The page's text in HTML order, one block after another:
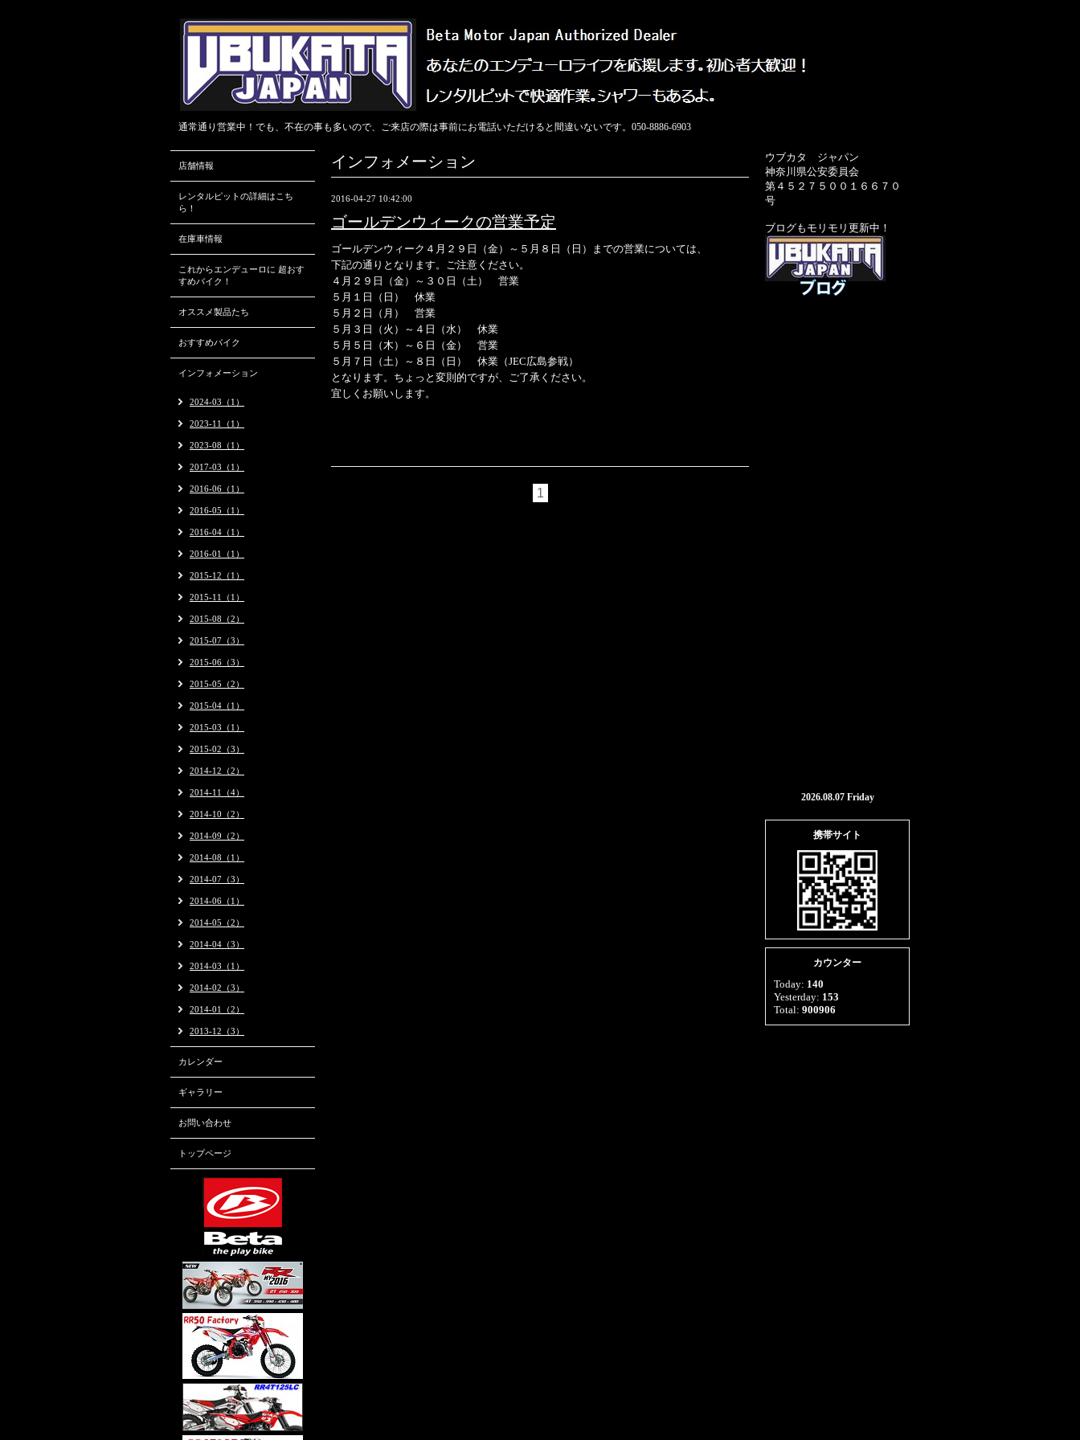
通常通り営業中！でも、不在の事も多いので、ご来店の際は事前にお電話いただけると間違いないです。050-8886-6903
インフォメーション
2016-04-27 10:42:00
ゴールデンウィークの営業予定
ゴールデンウィーク４月２９日（金）～５月８日（日）までの営業については、
下記の通りとなります。ご注意ください。
４月２９日（金）～３０日（土） 営業
５月１日（日） 休業
５月２日（月） 営業
５月３日（火）～４日（水） 休業
５月５日（木）～６日（金） 営業
５月７日（土）～８日（日） 休業（JEC広島参戦）
となります。ちょっと変則的ですが、ご了承ください。
宜しくお願いします。
1
店舗情報
レンタルピットの詳細はこち
ら！
在庫車情報
これからエンデューロに 超おす
すめバイク！
オススメ製品たち
おすすめバイク
インフォメーション
2024-03（1）
2023-11（1）
2023-08（1）
2017-03（1）
2016-06（1）
2016-05（1）
2016-04（1）
2016-01（1）
2015-12（1）
2015-11（1）
2015-08（2）
2015-07（3）
2015-06（3）
2015-05（2）
2015-04（1）
2015-03（1）
2015-02（3）
2014-12（2）
2014-11（4）
2014-10（2）
2014-09（2）
2014-08（1）
2014-07（3）
2014-06（1）
2014-05（2）
2014-04（3）
2014-03（1）
2014-02（3）
2014-01（2）
2013-12（3）
カレンダー
ギャラリー
お問い合わせ
トップページ
ウブカタ ジャパン
神奈川県公安委員会
第４５２７５００１６６７０
号
ブログもモリモリ更新中！
2026.08.07 Friday
携帯サイト
カウンター
Today: 140
Yesterday: 153
Total: 900906